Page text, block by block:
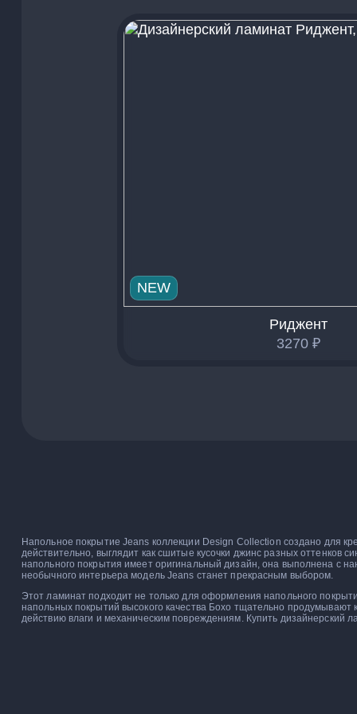
NEW
Риджент
3270₽
Напольное покрытие Jeans коллекции Design Collection создано для
действительно, выглядит как сшитые кусочки джинс разных оттенков
напольного покрытия имеет оригинальный дизайн, она выполнена с
необычного интерьера модель Jeans станет прекрасным выбором.
Этот ламинат подходит не только для оформления напольного
напольных покрытий высокого качества Бохо тщательно
действию влаги и механическим повреждениям. Купить